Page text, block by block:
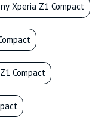
Xperia Z1 Compact
Compact